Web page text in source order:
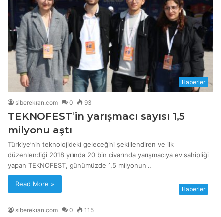
Haberler
siberekran.com 0 93
TEKNOFEST’in yarışmacı sayısı 1,5
milyonu aştı
Türkiye’nin teknolojideki geleceğini şekillendiren ve ilk
düzenlendiği 2018 yılında 20 bin civarında yarışmacıya ev sahipliği
yapan TEKNOFEST, günümüzde 1,5 milyonun…
Read More »
Haberler
siberekran.com 0 115